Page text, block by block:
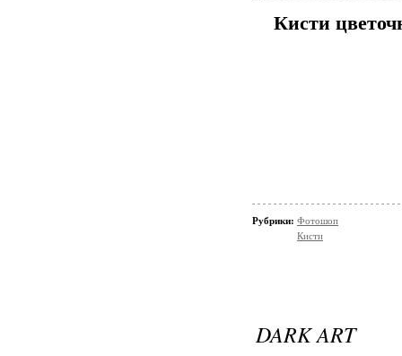
Кисти
Рубрики: Фотошоп
Кисти
DARK ART